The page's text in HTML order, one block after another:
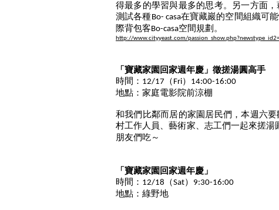
得最多的學習與最多的思考。另一方面，
測試各種Bo- casa在寶藏巖的空間組織可能
際背包客Bo-casa空間規劃。
http://www.cityyeast.com/passion_show.php?newstype_id2=
「寶藏家園回家週年慶」徵搓湯圓高手
時間： 12/17 （ Fri） 14:00-16:00
地點：家庭電影院前涼棚
和我們比鄰而居的家園居民們，本週六要
村工作人員、藝術家、 志工們一起來搓湯
朋友們吃～
「寶藏家園回家週年慶」
時間： 12/18 （Sat） 9:30-16:00
地點：綠野地